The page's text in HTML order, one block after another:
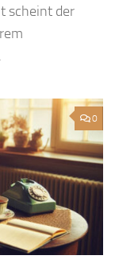
scheint der
0